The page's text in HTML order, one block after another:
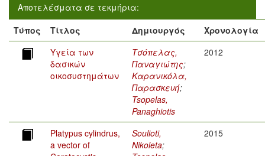
Αποτελέσματα σε τεκμήρια:
Τύπος
Τίτλος Δημιουργός
Χρονολογία
Υγεία των
δασικών
οικοσυστημάτων
Τσόπελας,
Παναγιώτης;
Καρανικόλα,
Παρασκευή;
Tsopelas,
Panaghiotis
2012
Platypus cylindrus,
a vector of
Soulioti,
Nikoleta;
2015